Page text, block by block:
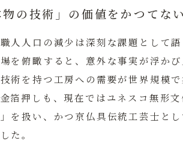
の技術」の価値をかつてな
人人口の減少は深刻な課題として語
を俯瞰すると、意外な事実が浮かび
術を持つ工房への需要が世界規模で
箔押しも、現在ではユネスコ無形
を扱い、かつ京仏具伝統工芸士と
た。